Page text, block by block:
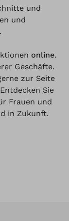
und
und
online.
Geschäfte.
zur Seite
Sie
Frauen und
in Zukunft.